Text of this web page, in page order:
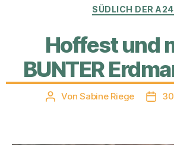
SÜDLICH DER A24
Hoffest und
BUNTER
Beitragsautor
VonSabine Riege